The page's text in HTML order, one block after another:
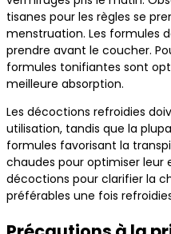
tisanes pour les règles se
menstruation. Les formules
prendre avant le coucher.
formules tonifiantes sont
meilleure absorption.
Les décoctions refroidies
utilisation, tandis que la
formules favorisant la
chaudes pour optimiser leur
décoctions pour clarifier la
préférables une fois